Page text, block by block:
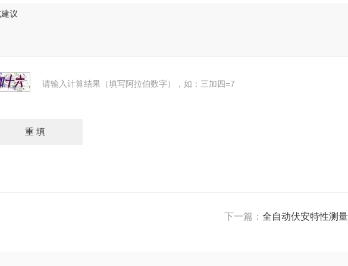
请输入计算结果（填写阿拉伯数字），如：三加四=7
下一篇： 全自动伏安特性测